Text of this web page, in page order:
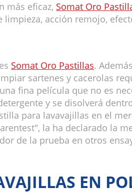
más eficaz, Somat Oro
acción remojo,
Somat Oro Pastillas.
sartenes y cacerolas
fina película que no es
y se disolverá
para lavavajillas en el
la ha declarado la
de la prueba en otros
EN